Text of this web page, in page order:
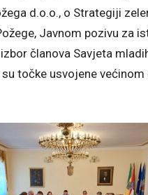
d.o.o., o Strategiji
Javnom pozivu za
članova Savjeta
su točke usvojene